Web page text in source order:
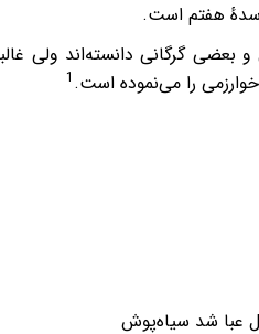
هفتم است.
و بعضی گرگانی دانسته‌اند ولی
را می‌نموده ‌است. 1
اهل عبا شد سياه‌پوش